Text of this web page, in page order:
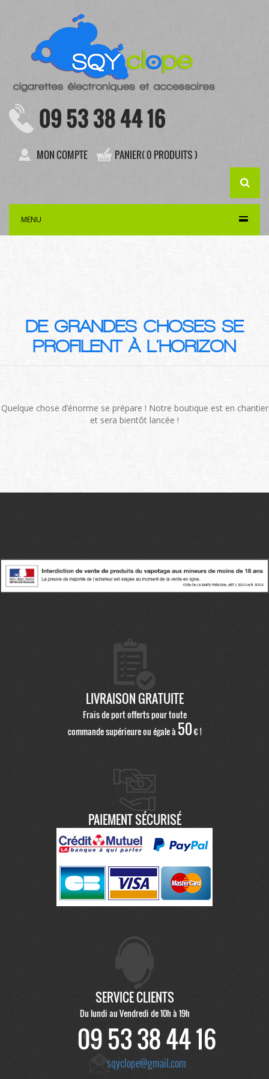
09 53 38 44 16
MON COMPTE PANIER( 0 PRODUITS )
MENU
DE GRANDES CHOSES SE
PROFILENT À L’HORIZON
Quelque chose d’énorme se prépare ! Notre boutique est en chantier
et sera bientôt lancée !
LIVRAISON GRATUITE
Frais de port offerts pour toute
commande supérieure ou égale à 50€ !
PAIEMENT SÉCURISÉ
SERVICE CLIENTS
Du lundi au Vendredi de 10h à 19h
09 53 38 44 16
sqyclope@gmail.com